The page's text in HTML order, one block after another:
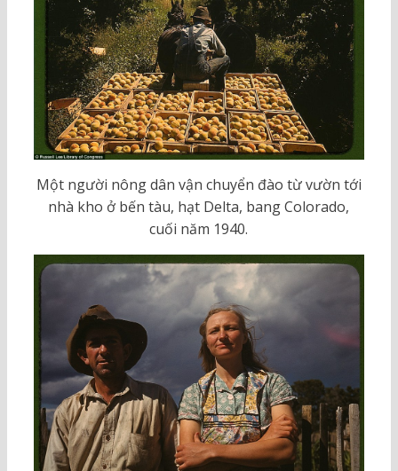
Một người nông dân vận chuyển đào từ vườn tới
nhà kho ở bến tàu, hạt Delta, bang Colorado,
cuối năm 1940.